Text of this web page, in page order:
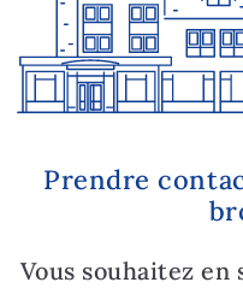
Prendre
Vous souhaitez